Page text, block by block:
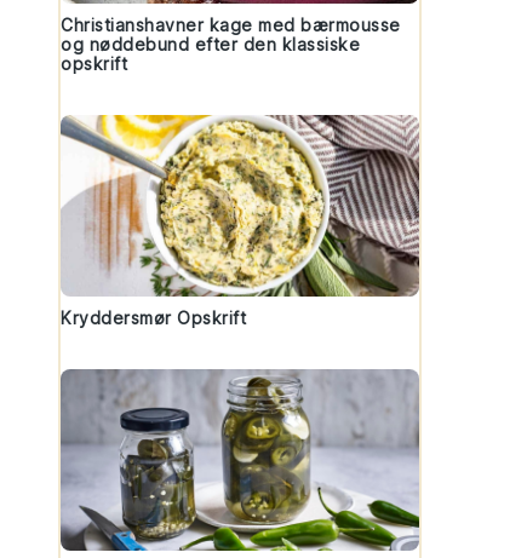
Christianshavner kage med bærmousse
og nøddebund efter den klassiske
opskrift
Kryddersmør Opskrift